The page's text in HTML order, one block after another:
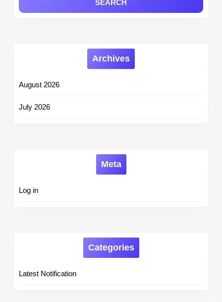
Archives
August 2026
July 2026
Meta
Log in
Categories
Latest Notification